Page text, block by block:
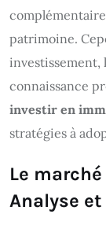
patrimoine.
investissement,
connaissance
investir en
stratégies à
Le
Analyse